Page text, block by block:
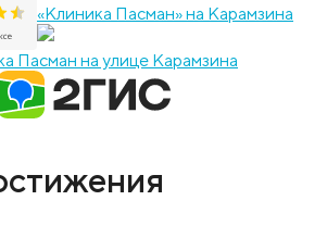
«Клиника Пасман» на Карамзина